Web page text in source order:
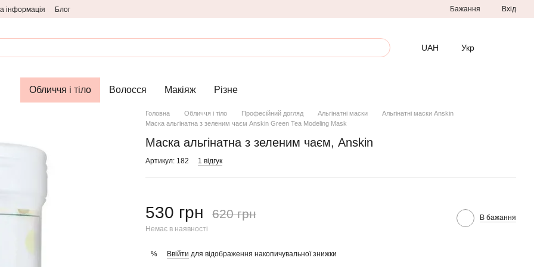
інформація Блог Бажання Вхід
UAH Укр
Обличчя і тіло Волосся Макіяж Різне
Головна Обличчя і тіло Професійний догляд Альгінатні маски
Альгінатні маски Anskin
Маска альгінатна з зеленим чаєм Anskin Green Tea Modeling Mask
Маска альгінатна з зеленим чаєм, Anskin
Артикул: 182 1 відгук
530 грн 620 грн
Немає в наявності
В бажання
% Ввійти для відображення накопичувальної знижки